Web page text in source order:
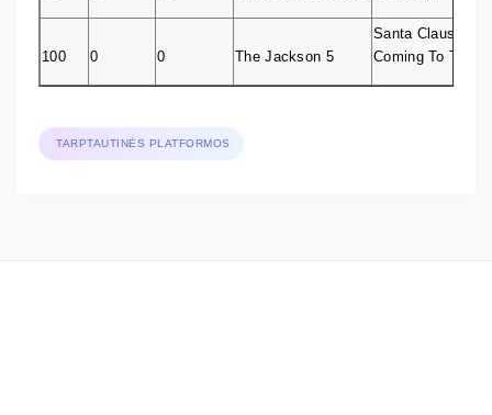
100 0 0 The Jackson 5
Santa Claus Is
Coming To Town
TARPTAUTINĖS PLATFORMOS